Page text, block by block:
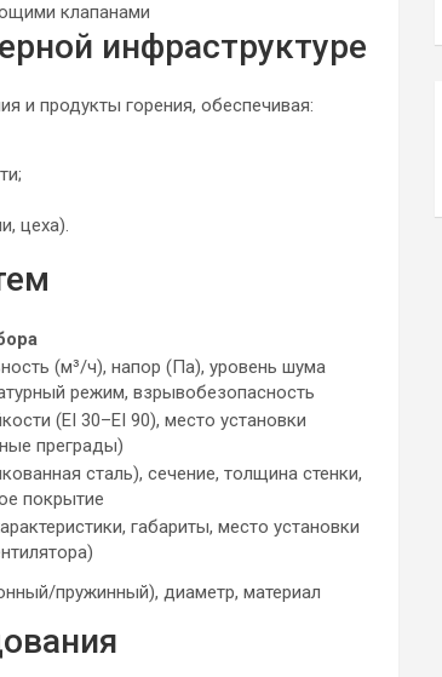
инфраструктуре
и продукты горения, обеспечивая:
цеха).
(м³/ч), напор (Па), уровень шума
режим, взрывобезопасность
(EI 30–EI 90), место установки
преграды)
сталь), сечение, толщина стенки,
покрытие
габариты, место установки
пружинный), диаметр, материал